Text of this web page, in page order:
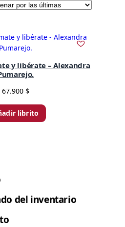
y libérate – Alexandra
67.900 $
librito
del inventario